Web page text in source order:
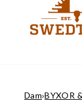
Dam›BYXOR